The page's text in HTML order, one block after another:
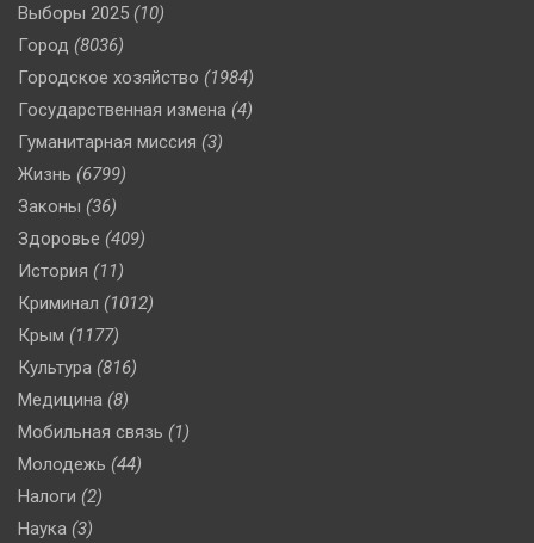
Выборы 2025 (10)
Город (8036)
Городское хозяйство (1984)
Государственная измена (4)
Гуманитарная миссия (3)
Жизнь (6799)
Законы (36)
Здоровье (409)
История (11)
Криминал (1012)
Крым (1177)
Культура (816)
Медицина (8)
Мобильная связь (1)
Молодежь (44)
Налоги (2)
Наука (3)